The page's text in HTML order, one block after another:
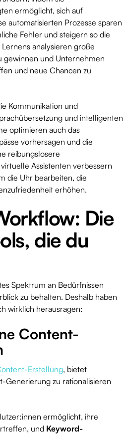
ermöglicht, sich auf
automatisierten Prozesse sparen
Fehler und steigern so die
analysieren große
gewinnen und Unternehmen
und neue Chancen zu
Kommunikation und
und intelligenten
optimieren auch das
vorhersagen und die
reibungslosere
Assistenten verbessern
die Uhr bearbeiten, die
erhöhen.
Die
die du
Spektrum an Bedürfnissen
zu behalten. Deshalb haben
wirklich herausragen:
Content-
Erstellung, bietet
Generierung zu rationalisieren
ermöglicht, ihre
und Keyword-